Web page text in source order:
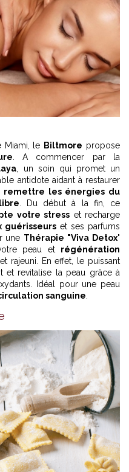
Miami, le Biltmore propose
. A commencer par la
, un soin qui promet un
antidote aidant à restaurer
remettre les énergies du
. Du début à la fin, ce
votre stress et recharge
guérisseurset ses parfums
une Thérapie "Viva Detox"
peau et régénération
rajeuni. En effet, le puissant
et revitalise la peau grâce à
Idéal pour une peau
sanguine